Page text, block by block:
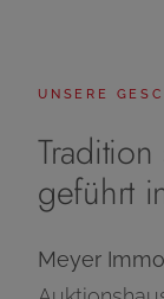
UNSERE
geführt
Meyer